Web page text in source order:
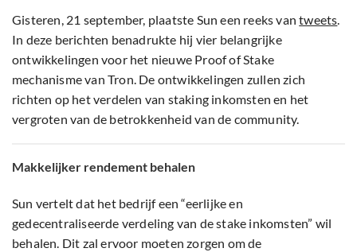
Gisteren, 21 september, plaatste Sun een reeks vantweets.
In deze berichten benadrukte hij vier belangrijke
ontwikkelingen voor het nieuwe Proof of Stake
mechanisme van Tron. De ontwikkelingen zullen zich
richten op het verdelen van staking inkomsten en het
vergroten van de betrokkenheid van de community.
Makkelijker rendement behalen
Sun vertelt dat het bedrijf een “eerlijke en
gedecentraliseerde verdeling van de stake inkomsten” wil
behalen. Dit zal ervoor moeten zorgen om de